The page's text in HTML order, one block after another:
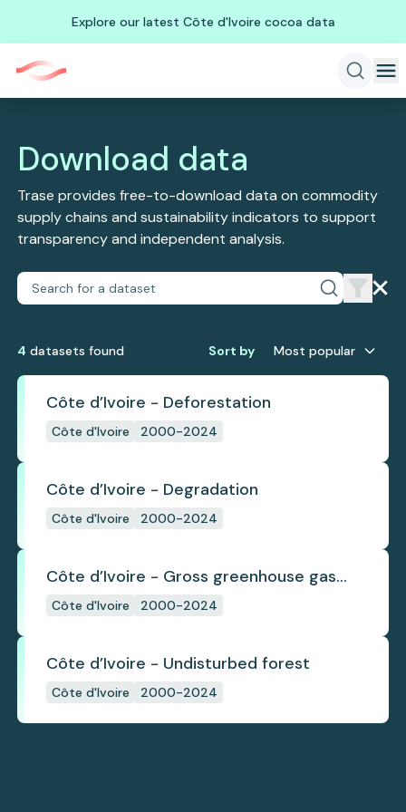
Explore our latest Côte d'Ivoire cocoa data
Download data
Trase provides free-to-download data on commodity
supply chains and sustainability indicators to support
transparency and independent analysis.
4 datasets found Sort by Most popular
Côte d’Ivoire - Deforestation
Côte d'Ivoire 2000-2024
Côte d’Ivoire - Degradation
Côte d'Ivoire 2000-2024
Côte d’Ivoire - Gross greenhouse gas
emissions from deforestation
Côte d'Ivoire 2000-2024
Côte d’Ivoire - Undisturbed forest
Côte d'Ivoire 2000-2024